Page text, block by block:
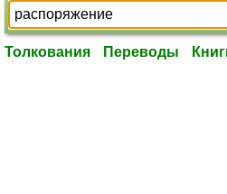
Толкования Переводы